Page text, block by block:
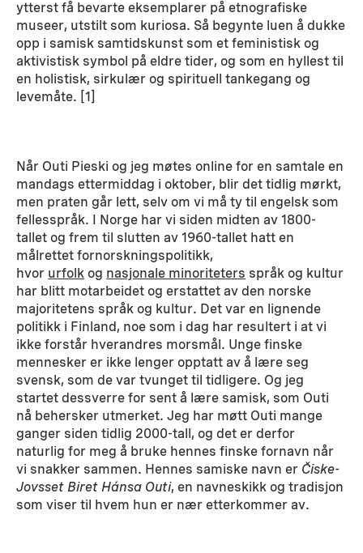
ytterst få bevarte eksemplarer på etnografiske
museer, utstilt som kuriosa. Så begynte luen å dukke
opp i samisk samtidskunst som et feministisk og
aktivistisk symbol på eldre tider, og som en hyllest til
en holistisk, sirkulær og spirituell tankegang og
levemåte. [1]
Når Outi Pieski og jeg møtes online for en samtale en
mandags ettermiddag i oktober, blir det tidlig mørkt,
men praten går lett, selv om vi må ty til engelsk som
fellesspråk. I Norge har vi siden midten av 1800-
tallet og frem til slutten av 1960-tallet hatt en
målrettet fornorskningspolitikk,
hvor urfolk og nasjonale minoriteters språk og kultur
har blitt motarbeidet og erstattet av den norske
majoritetens språk og kultur. Det var en lignende
politikk i Finland, noe som i dag har resultert i at vi
ikke forstår hverandres morsmål. Unge finske
mennesker er ikke lenger opptatt av å lære seg
svensk, som de var tvunget til tidligere. Og jeg
startet dessverre for sent å lære samisk, som Outi
nå behersker utmerket. Jeg har møtt Outi mange
ganger siden tidlig 2000-tall, og det er derfor
naturlig for meg å bruke hennes finske fornavn når
vi snakker sammen. Hennes samiske navn er Čiske-
Jovsset Biret Hánsa Outi, en navneskikk og tradisjon
som viser til hvem hun er nær etterkommer av.